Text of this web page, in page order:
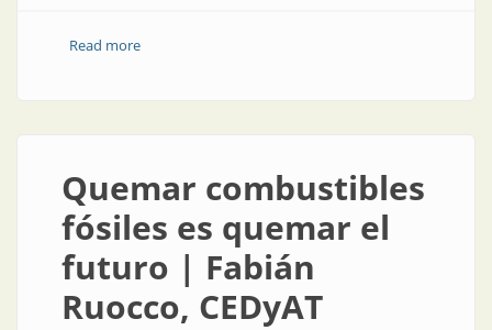
Read moreabout Revista AEA | Factor de capacidad de turbinas
Quemar combustibles
fósiles es quemar el
futuro | Fabián
Ruocco, CEDyAT